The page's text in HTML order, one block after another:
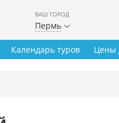
ВАШ ГОРОД
Пермь
Календарь туров Цены